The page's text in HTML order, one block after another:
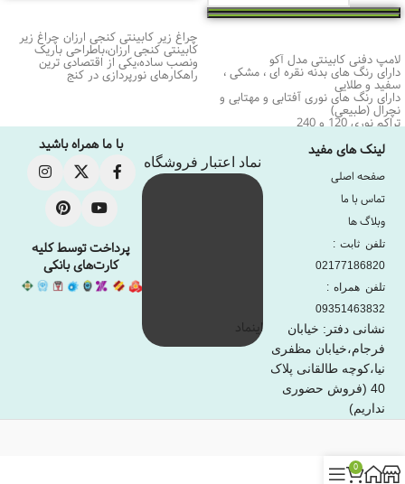
لامپ دفنی کابینتی مدل آکو
دارای رنگ های بدنه نقره ای ، مشکی ،
سفید و طلایی
دارای رنگ های نوری آفتابی و مهتابی و
نچرال (طبیعی)
تراکم نوری 120 و 240
دارای گارانتی 18 ماه
ساخت ایران
چراغ زیر کابینتی کنجی ارزان چراغ زیر
کابینتی کنجی ارزان،باطراحی باریک
ونصب ساده،یکی از اقتصادی ترین
راهکارهای نورپردازی در کنج
لینک های مفید
صفحه اصلی
تماس با ما
وبلاگ ها
تلفن ثابت :
02177186820
تلفن همراه :
09351463832
نشانی دفتر: خیابان
فرجام،خیابان مظفری
نیا،کوچه طالقانی پلاک
40 (فروش حضوری
نداریم)
نماد اعتبار فروشگاه
اینماد
با ما همراه باشید
پرداخت توسط کلیه
کارت‌های بانکی
0